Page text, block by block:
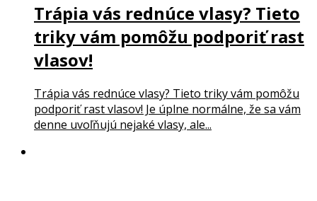
Trápia vás rednúce vlasy? Tieto
triky vám pomôžu podporiť rast
vlasov!
Trápia vás rednúce vlasy? Tieto triky vám pomôžu
podporiť rast vlasov! Je úplne normálne, že sa vám
denne uvoľňujú nejaké vlasy, ale...